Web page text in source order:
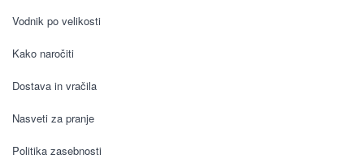
Vodnik po velikosti
Kako naročiti
Dostava in vračila
Nasveti za pranje
Politika zasebnosti